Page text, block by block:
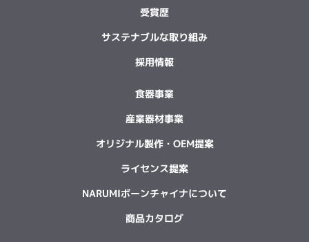
受賞歴
サステナブルな取り組み
採用情報
食器事業
産業器材事業
オリジナル製作・OEM提案
ライセンス提案
NARUMIボーンチャイナについて
商品カタログ